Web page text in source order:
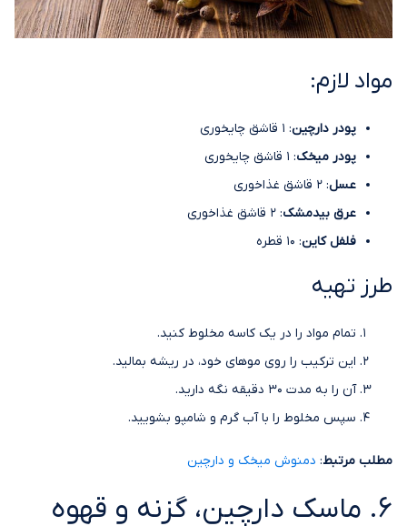
مواد لازم:
پودر دارچین: 1 قاشق چایخوری
پودر میخک: 1 قاشق چایخوری
عسل: 2 قاشق غذاخوری
عرق بیدمشک: 2 قاشق غذاخوری
فلفل کاین: 10 قطره
طرز تهیه
تمام مواد را در یک کاسه مخلوط کنید.
این ترکیب را روی موهای خود، در ریشه بمالید.
آن را به مدت 30 دقیقه نگه دارید.
سپس مخلوط را با آب گرم و شامپو بشویید.
مطلب مرتبط: دمنوش میخک و دارچین
6. ماسک دارچین، گزنه و قهوه